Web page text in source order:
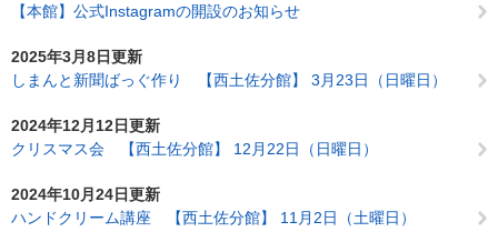
【本館】公式Instagramの開設のお知らせ
2025年3月8日更新
しまんと新聞ばっぐ作り 【西土佐分館】 3月23日（日曜日）
2024年12月12日更新
クリスマス会 【西土佐分館】 12月22日（日曜日）
2024年10月24日更新
ハンドクリーム講座 【西土佐分館】 11月2日（土曜日）